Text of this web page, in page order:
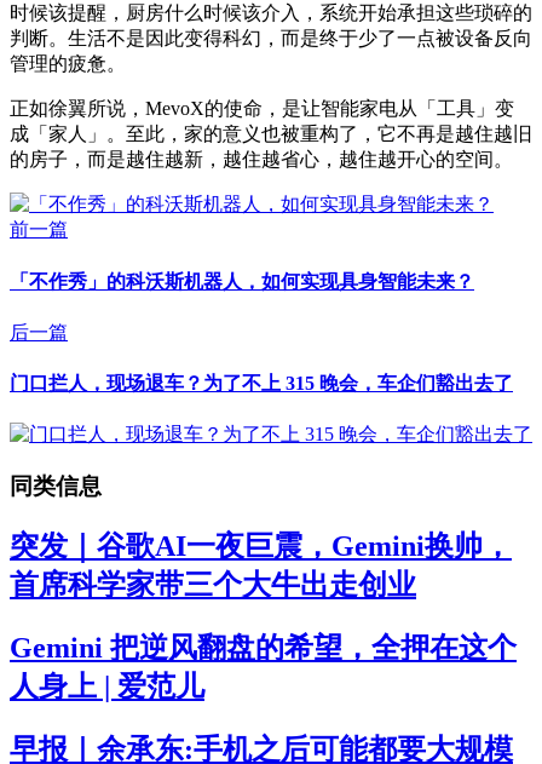
时候该提醒，厨房什么时候该介入，系统开始承担这些琐碎的
判断。生活不是因此变得科幻，而是终于少了一点被设备反向
管理的疲惫。
正如徐翼所说，MevoX的使命，是让智能家电从「工具」变
成「家人」。至此，家的意义也被重构了，它不再是越住越旧
的房子，而是越住越新，越住越省心，越住越开心的空间。
前一篇
「不作秀」的科沃斯机器人，如何实现具身智能未来？
后一篇
门口拦人，现场退车？为了不上 315 晚会，车企们豁出去了
同类信息
突发｜谷歌AI一夜巨震，Gemini换帅，
首席科学家带三个大牛出走创业
Gemini 把逆风翻盘的希望，全押在这个
人身上 | 爱范儿
早报｜余承东:手机之后可能都要大规模